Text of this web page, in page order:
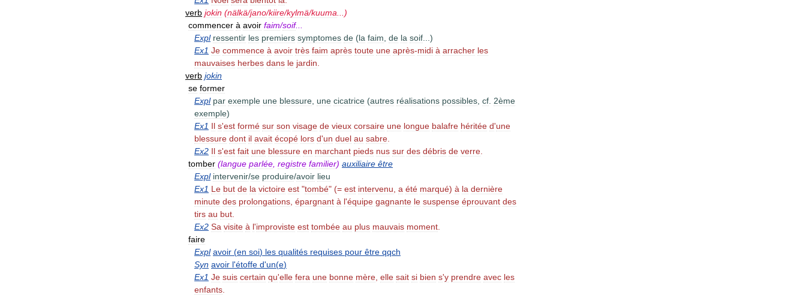
verb jokin (nälkä/jano/kiire/kylmä/kuuma ...)
commencer à avoir faim/soif...
Expl ressentir les premiers symptomes de (la faim de la soif ...)
Ex1 Je commence à avoir très faim après toute une après-midi à arracher les
mauvaises herbes dans le jardin
verb jokin
se former
Expl par exemple une blessure une cicatrice (autres réalisations possibles cf 2ème
exemple)
Ex1 Il s'est formé sur son visage de vieux corsaire une longue balafre héritée d'une
blessure dont il avait écopé lors d'un duel au sabre
Ex2 Il s'est fait une blessure en marchant pieds nus sur des débris de verre
tomber (langue parlée registre familier) auxiliaire être
Expl intervenir/se produire/avoir lieu
Ex1 Le but de la victoire est "tombé" (= est intervenu a été marqué) à la dernière
minute des prolongations épargnant à l'équipe gagnante le suspense éprouvant des
tirs au but
Ex2 Sa visite à l'improviste est tombée au plus mauvais moment
faire
Expl avoir (en soi) les qualités requises pour être qqch
Syn avoir l'étoffe d'un(e)
Ex1 Je suis certain qu'elle fera une bonne mère elle sait si bien s'y prendre avec les
enfants